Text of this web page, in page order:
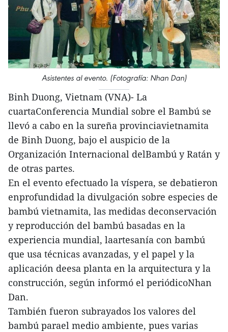
Asistentes al evento. (Fotografía: Nhan Dan)
Binh Duong, Vietnam (VNA)- La
cuartaConferencia Mundial sobre el Bambú se
llevó a cabo en la sureña provinciavietnamita
de Binh Duong, bajo el auspicio de la
Organización Internacional delBambú y Ratán y
de otras partes.
En el evento efectuado la víspera, se debatieron
enprofundidad la divulgación sobre especies de
bambú vietnamita, las medidas deconservación
y reproducción del bambú basadas en la
experiencia mundial, laartesanía con bambú
que usa técnicas avanzadas, y el papel y la
aplicación deesa planta en la arquitectura y la
construcción, según informó el periódicoNhan
Dan.
También fueron subrayados los valores del
bambú parael medio ambiente, pues varias